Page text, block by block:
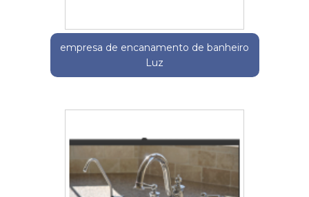
empresa de encanamento de banheiro
Luz